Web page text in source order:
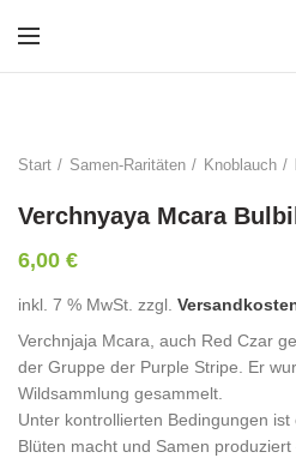
Start Samen-Raritäten Knoblauch
Verchnyaya Mcara
6,00 €
inkl. 7 % MwSt. zzgl.
Verchnjaja Mcara, auch Red Czar
der Gruppe der Purple Stripe. Er
Wildsammlung gesammelt.
Unter kontrollierten Bedingungen
Blüten macht und Samen produziert